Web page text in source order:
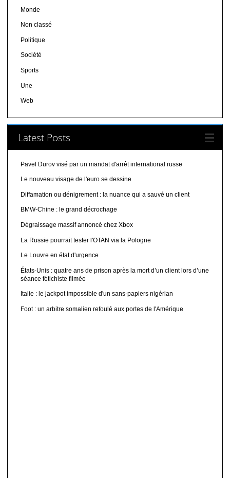
Monde
Non classé
Politique
Société
Sports
Une
Web
Latest Posts
Pavel Durov visé par un mandat d'arrêt international russe
Le nouveau visage de l'euro se dessine
Diffamation ou dénigrement : la nuance qui a sauvé un client
BMW-Chine : le grand décrochage
Dégraissage massif annoncé chez Xbox
La Russie pourrait tester l'OTAN via la Pologne
Le Louvre en état d'urgence
États-Unis : quatre ans de prison après la mort d’un client lors d’une
séance fétichiste filmée
Italie : le jackpot impossible d'un sans-papiers nigérian
Foot : un arbitre somalien refoulé aux portes de l'Amérique